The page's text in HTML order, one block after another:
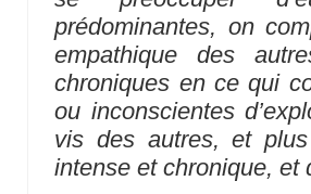
prédominantes, on
empathique des
chroniques en ce qui
ou inconscientes
vis des autres, et plus
intense et chronique, et